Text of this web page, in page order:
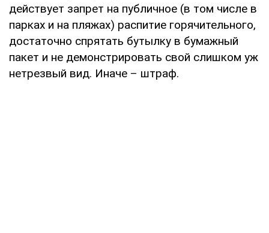
действует запрет на публичное (в том числе в
парках и на пляжах) распитие горячительного,
достаточно спрятать бутылку в бумажный
пакет и не демонстрировать свой слишком уж
нетрезвый вид. Иначе – штраф.